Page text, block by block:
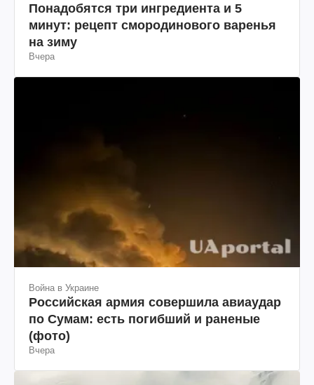
Понадобятся три ингредиента и 5
минут: рецепт смородинового варенья
на зиму
Вчера
Война в Украине
Российская армия совершила авиаудар
по Сумам: есть погибший и раненые
(фото)
Вчера